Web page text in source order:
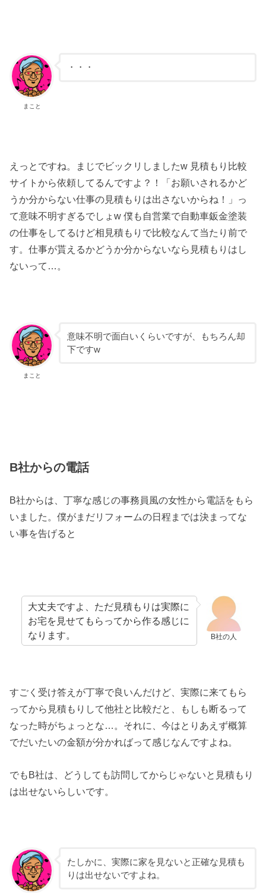
まこと
・・・
えっとですね。まじでビックリしましたw 見積もり比較
サイトから依頼してるんですよ？！「お願いされるかど
うか分からない仕事の見積もりは出さないからね！」っ
て意味不明すぎるでしょw 僕も自営業で自動車鈑金塗装
の仕事をしてるけど相見積もりで比較なんて当たり前で
す。仕事が貰えるかどうか分からないなら見積もりはし
ないって…。
まこと
意味不明で面白いくらいですが、もちろん却
下ですw
B社からの電話
B社からは、丁寧な感じの事務員風の女性から電話をもら
いました。僕がまだリフォームの日程までは決まってな
い事を告げると
B社の人
大丈夫ですよ、ただ見積もりは実際に
お宅を見せてもらってから作る感じに
なります。
すごく受け答えが丁寧で良いんだけど、実際に来てもら
ってから見積もりして他社と比較だと、もしも断るって
なった時がちょっとな…。それに、今はとりあえず概算
でだいたいの金額が分かればって感じなんですよね。
でもB社は、どうしても訪問してからじゃないと見積もり
は出せないらしいです。
たしかに、実際に家を見ないと正確な見積も
りは出せないですよね。